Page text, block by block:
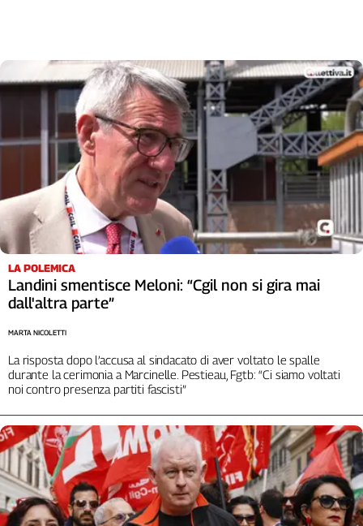
redazione
Newsletter
Social
LA POLEMICA
Landini smentisce Meloni: “Cgil non si gira mai
dall'altra parte”
La risposta dopo l’accusa al sindacato di aver voltato le spalle
durante la cerimonia a Marcinelle. Pestieau, Fgtb: “Ci siamo voltati
noi contro presenza partiti fascisti”
MARTA NICOLETTI